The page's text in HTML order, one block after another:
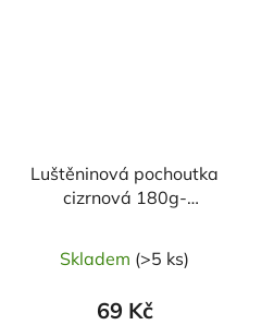
Luštěninová pochoutka
cizrnová 180g-
Skladem (>5 ks)
69 Kč